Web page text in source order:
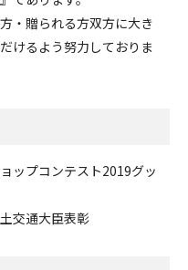
・贈られる方双方に大き
けるよう努力しておりま
ップコンテスト2019グッ
交通大臣表彰